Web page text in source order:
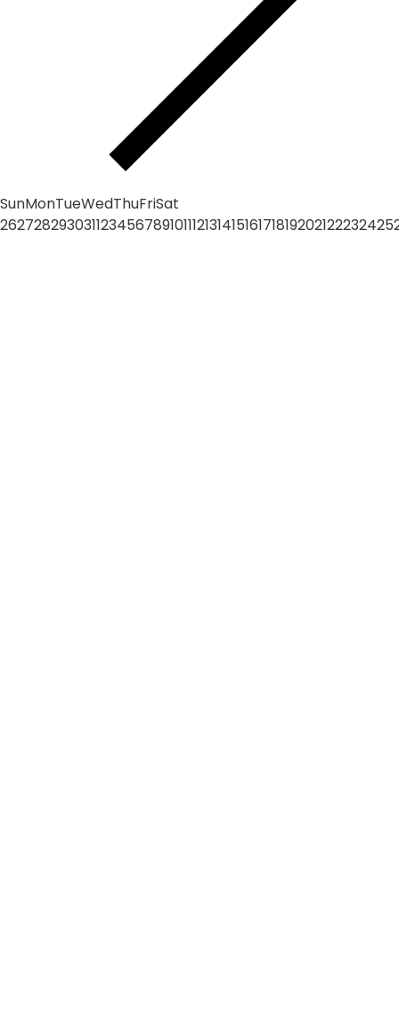
SunMonTueWedThuFriSat
26272829303112345678910111213141516171819202122232425